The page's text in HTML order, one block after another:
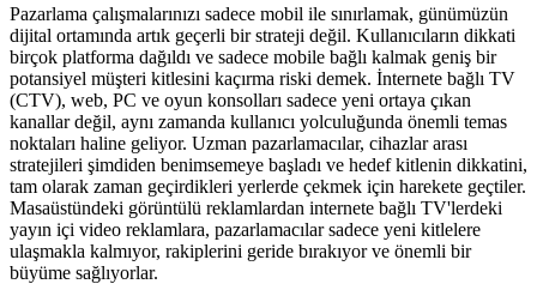
Pazarlama çalışmalarınızı sadece mobil ile sınırlamak, günümüzün
dijital ortamında artık geçerli bir strateji değil. Kullanıcıların dikkati
birçok platforma dağıldı ve sadece mobile bağlı kalmak geniş bir
potansiyel müşteri kitlesini kaçırma riski demek. İnternete bağlı TV
(CTV), web, PC ve oyun konsolları sadece yeni ortaya çıkan
kanallar değil, aynı zamanda kullanıcı yolculuğunda önemli temas
noktaları haline geliyor. Uzman pazarlamacılar, cihazlar arası
stratejileri şimdiden benimsemeye başladı ve hedef kitlenin dikkatini,
tam olarak zaman geçirdikleri yerlerde çekmek için harekete geçtiler.
Masaüstündeki görüntülü reklamlardan internete bağlı TV'lerdeki
yayın içi video reklamlara, pazarlamacılar sadece yeni kitlelere
ulaşmakla kalmıyor, rakiplerini geride bırakıyor ve önemli bir
büyüme sağlıyorlar.